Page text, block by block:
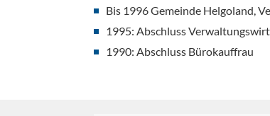
Bis 1996 Gemeinde Helgoland,
1995: Abschluss
1990: Abschluss Bürokauffrau